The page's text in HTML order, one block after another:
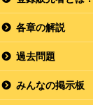
各章の解説
過去問題
みんなの掲示板